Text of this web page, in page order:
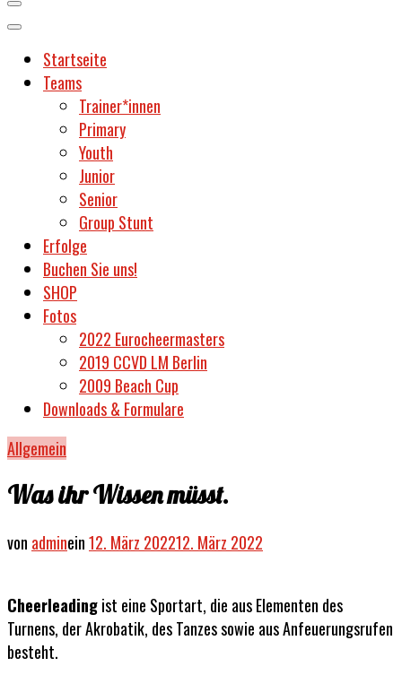
Sweet
Memory
Cheerleader
e. V.
Unser Verein wurde bereits 1996 gegründet und ist damit der
älteste und traditionsreichste Cheerleadingverein Potsdams.
Startseite
Teams
Trainer*innen
Primary
Youth
Junior
Senior
Group Stunt
Erfolge
Buchen Sie uns!
SHOP
Fotos
2022 Eurocheermasters
2019 CCVD LM Berlin
2009 Beach Cup
Downloads & Formulare
Allgemein
Was ihr Wissen müsst.
von adminein12. März 202212. März 2022
Cheerleadingist eine Sportart, die aus Elementen des
Turnens, der Akrobatik, des Tanzes sowie aus Anfeuerungsrufen
besteht.